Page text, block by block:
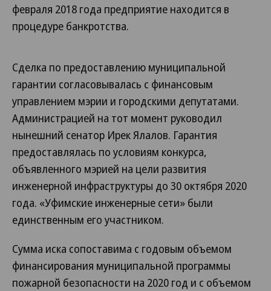
февраля 2018 года предприятие находится в
процедуре банкротства.
Сделка по предоставлению муниципальной
гарантии согласовывалась с финансовым
управлением мэрии и городскими депутатами.
Администрацией на тот момент руководил
нынешний сенатор Ирек Ялалов. Гарантия
предоставлялась по условиям конкурса,
объявленного мэрией на цели развития
инженерной инфраструктуры до 30 октября 2020
года. «Уфимские инженерные сети» были
единственным его участником.
Сумма иска сопоставима с годовым объемом
финансирования муниципальной программы
пожарной безопасности на 2020 год и с объемом